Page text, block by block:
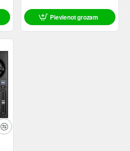
Pievienot grozam